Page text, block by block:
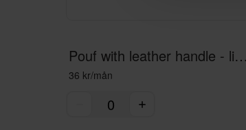
Pouf with leather handle - light grey
36 kr/mån